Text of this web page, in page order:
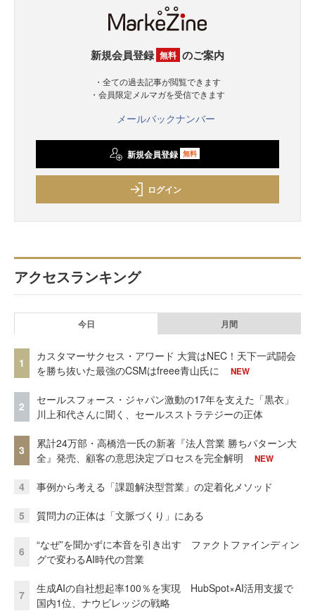
新規会員登録 無料 のご案内
・全ての過去記事が閲覧できます
・会員限定メルマガを受信できます
メールバックナンバー
新規会員登録 無料
ログイン
アクセスランキング
今日 月間
1
カスタマーサクセス・アワード 大賞はNEC！天下一武闘会
を勝ち抜いた最強のCSMはfreee青山氏に
NEW
2
セールスフォース・ジャパン激動の17年を支えた「黒衣」
川上和代さんに聞く、セールスストラテジーの正体
3
累計24万部・高橋浩一氏の新著『法人営業 勝ちパターン大
全』発売、顧客の意思決定プロセスを完全解明
NEW
4 事例から考える「課題解決型営業」の定着化メソッド
5 質問力の正体は「文脈づくり」にある
6
“なぜ”を聞かずに本音を引き出す ファクトファインディン
グで変わるAI時代の営業
7
生成AIの自社想起率100％を実現 HubSpot×AI活用支援で
国内1位、ナウビレッジの戦略